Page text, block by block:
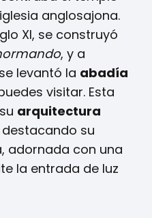
anglosajona.
XI, se construyó
, y a
levantó la abadía
visitar. Esta
arquitectura
destacando su
adornada con una
la entrada de luz